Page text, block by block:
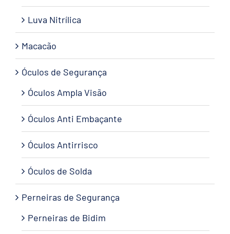
Luva Nitrílica
Macacão
Óculos de Segurança
Óculos Ampla Visão
Óculos Anti Embaçante
Óculos Antirrisco
Óculos de Solda
Perneiras de Segurança
Perneiras de Bidim